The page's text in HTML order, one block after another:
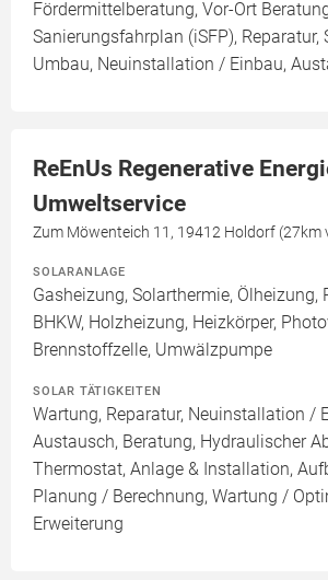
Fördermittelberatung, Vor-Ort
Sanierungsfahrplan (iSFP), Reparatur,
Umbau, Neuinstallation / Einbau,
ReEnUs Regenerative
Umweltservice
Zum Möwenteich 11, 19412 Holdorf (27km
SOLARANLAGE
Gasheizung, Solarthermie, Ölheizung,
BHKW, Holzheizung, Heizkörper,
Brennstoffzelle, Umwälzpumpe
SOLAR TÄTIGKEITEN
Wartung, Reparatur, Neuinstallation /
Austausch, Beratung, Hydraulischer
Thermostat, Anlage & Installation,
Planung / Berechnung, Wartung /
Erweiterung